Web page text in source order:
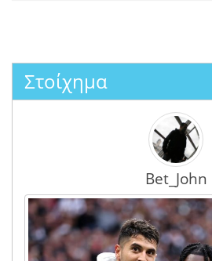
Στοίχημα
Bet_John